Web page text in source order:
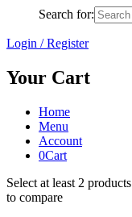
Search for:
Login / Register
Your Cart
Home
Menu
Account
0Cart
Select at least 2 products
to compare